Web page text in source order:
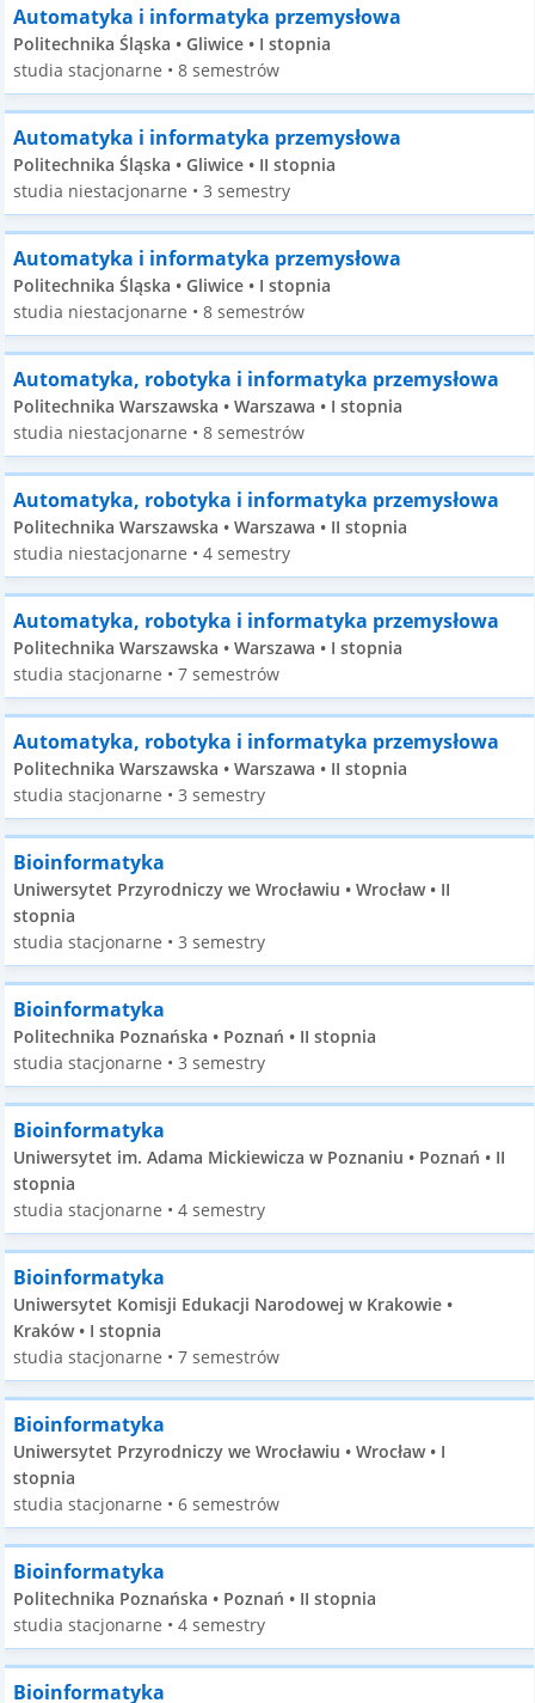
Automatyka i informatyka przemysłowa
Politechnika Śląska • Gliwice • I stopnia
studia stacjonarne • 8 semestrów
Automatyka i informatyka przemysłowa
Politechnika Śląska • Gliwice • II stopnia
studia niestacjonarne • 3 semestry
Automatyka i informatyka przemysłowa
Politechnika Śląska • Gliwice • I stopnia
studia niestacjonarne • 8 semestrów
Automatyka, robotyka i informatyka przemysłowa
Politechnika Warszawska • Warszawa • I stopnia
studia niestacjonarne • 8 semestrów
Automatyka, robotyka i informatyka przemysłowa
Politechnika Warszawska • Warszawa • II stopnia
studia niestacjonarne • 4 semestry
Automatyka, robotyka i informatyka przemysłowa
Politechnika Warszawska • Warszawa • I stopnia
studia stacjonarne • 7 semestrów
Automatyka, robotyka i informatyka przemysłowa
Politechnika Warszawska • Warszawa • II stopnia
studia stacjonarne • 3 semestry
Bioinformatyka
Uniwersytet Przyrodniczy we Wrocławiu • Wrocław • II
stopnia
studia stacjonarne • 3 semestry
Bioinformatyka
Politechnika Poznańska • Poznań • II stopnia
studia stacjonarne • 3 semestry
Bioinformatyka
Uniwersytet im. Adama Mickiewicza w Poznaniu • Poznań • II
stopnia
studia stacjonarne • 4 semestry
Bioinformatyka
Uniwersytet Komisji Edukacji Narodowej w Krakowie •
Kraków • I stopnia
studia stacjonarne • 7 semestrów
Bioinformatyka
Uniwersytet Przyrodniczy we Wrocławiu • Wrocław • I
stopnia
studia stacjonarne • 6 semestrów
Bioinformatyka
Politechnika Poznańska • Poznań • II stopnia
studia stacjonarne • 4 semestry
Bioinformatyka